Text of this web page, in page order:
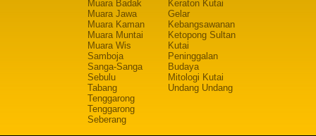
Muara Badak
Muara Jawa
Muara Kaman
Muara Muntai
Muara Wis
Samboja
Sanga-Sanga
Sebulu
Tabang
Tenggarong
Tenggarong
Seberang
Keraton Kutai
Gelar
Kebangsawanan
Ketopong Sultan
Kutai
Peninggalan
Budaya
Mitologi Kutai
Undang Undang